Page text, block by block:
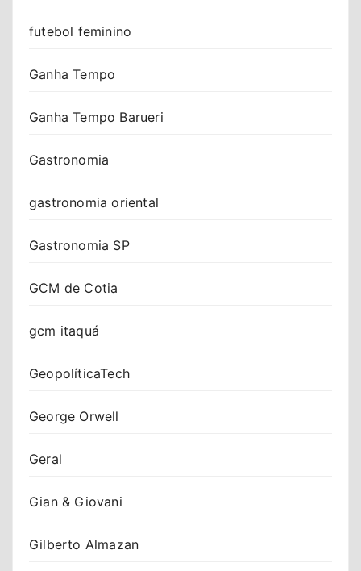
futebol feminino
Ganha Tempo
Ganha Tempo Barueri
Gastronomia
gastronomia oriental
Gastronomia SP
GCM de Cotia
gcm itaquá
GeopolíticaTech
George Orwell
Geral
Gian & Giovani
Gilberto Almazan